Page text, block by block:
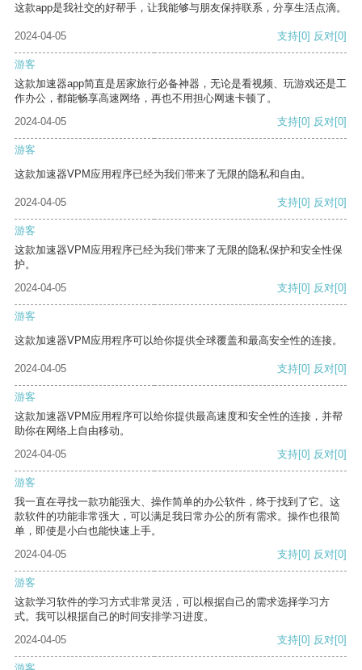
这款app是我社交的好帮手，让我能够与朋友保持联系，分享生活点滴。
2024-04-05 支持[0] 反对[0]
游客
这款加速器app简直是居家旅行必备神器，无论是看视频、玩游戏还是工
作办公，都能畅享高速网络，再也不用担心网速卡顿了。
2024-04-05
支持[0] 反对[0]
游客
这款加速器VPM应用程序已经为我们带来了无限的隐私和自由。
2024-04-05 支持[0] 反对[0]
游客
这款加速器VPM应用程序已经为我们带来了无限的隐私保护和安全性保
护。
2024-04-05
支持[0] 反对[0]
游客
这款加速器VPM应用程序可以给你提供全球覆盖和最高安全性的连接。
2024-04-05 支持[0] 反对[0]
游客
这款加速器VPM应用程序可以给你提供最高速度和安全性的连接，并帮
助你在网络上自由移动。
2024-04-05
支持[0] 反对[0]
游客
我一直在寻找一款功能强大、操作简单的办公软件，终于找到了它。这
款软件的功能非常强大，可以满足我日常办公的所有需求。操作也很简
单，即使是小白也能快速上手。
2024-04-05
支持[0] 反对[0]
游客
这款学习软件的学习方式非常灵活，可以根据自己的需求选择学习方
式。我可以根据自己的时间安排学习进度。
2024-04-05
支持[0] 反对[0]